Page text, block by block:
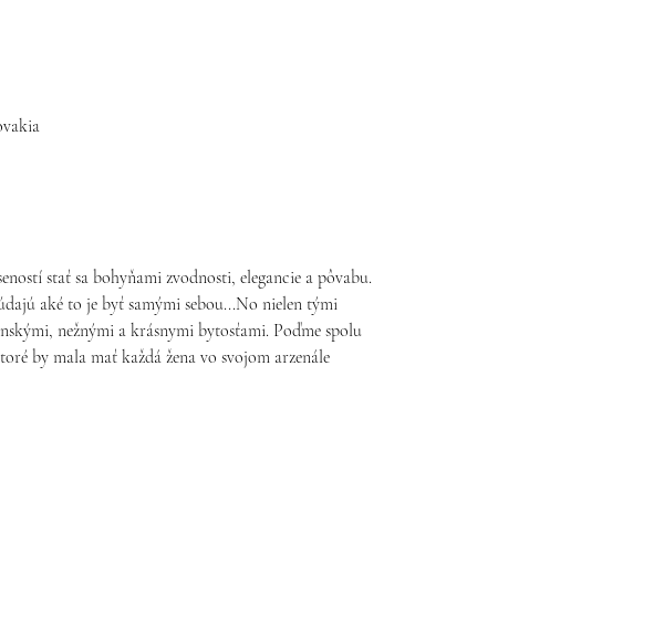
stať sa bohyňami zvodnosti, elegancie a pôvabu.
aké to je byť samými sebou...No nielen tými
nežnými a krásnymi bytosťami. Poďme spolu
by mala mať každá žena vo svojom arzenále